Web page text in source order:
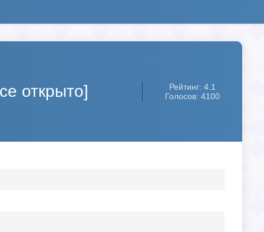
открыто]
Рейтинг: 4.1
Голосов: 4100